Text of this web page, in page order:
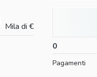
Mila di €
0
Pagamenti